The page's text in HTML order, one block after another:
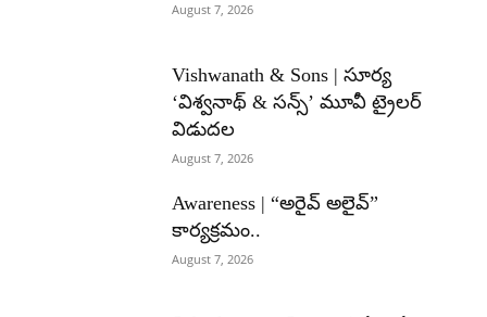
August 7, 2026
Vishwanath & Sons | సూర్య
‘విశ్వనాథ్ & సన్స్’ మూవీ ట్రైలర్
విడుదల
August 7, 2026
Awareness | “అరైవ్ అలైవ్”
కార్యక్రమం..
August 7, 2026